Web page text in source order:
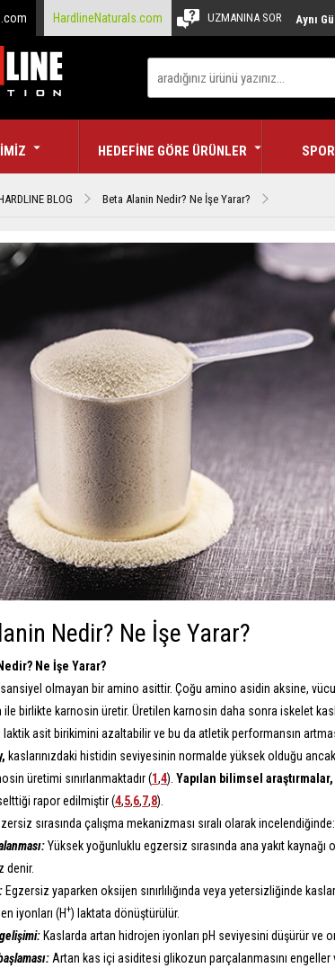
HardlineNaturals.com Aynı
UZMANINA SOR
HEDEFİNE GÖRE ÜRÜNLER
BLOG Beta Alanin Nedir? Ne İşe Yarar?
Nedir? Ne İşe Yarar?
Ne İşe Yarar?
olmayan bir amino asittir. Çoğu amino asidin aksine,
birlikte karnosin üretir. Üretilen karnosin daha sonra iskelet
laktik asit birikimini azaltabilir ve bu da atletik performansın
kaslarınızdaki histidin seviyesinin normalde yüksek olduğu
üretimi sınırlanmaktadır (1,4). Yapılan bilimsel araştırmalar,
rapor edilmiştir (4,5,6,7,8).
sırasında çalışma mekanizması sıralı olarak incelendiğinde:
Yüksek yoğunluklu egzersiz sırasında ana yakıt
denir.
Egzersiz yaparken oksijen sınırlılığında veya yetersizliğinde
iyonları (H+) laktata dönüştürülür.
Kaslarda artan hidrojen iyonları pH seviyesini düşürür ve
Artan kas içi asiditesi glikozun parçalanmasını